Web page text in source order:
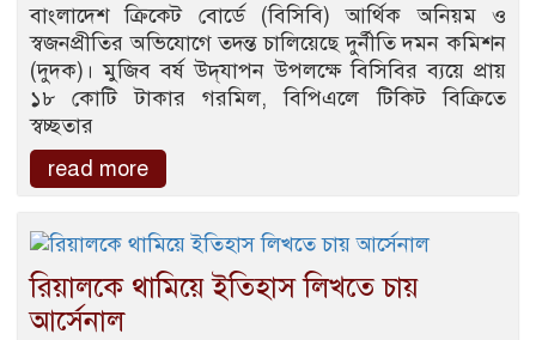
বাংলাদেশ ক্রিকেট বোর্ডে (বিসিবি) আর্থিক অনিয়ম ও
স্বজনপ্রীতির অভিযোগে তদন্ত চালিয়েছে দুর্নীতি দমন কমিশন
(দুদক)। মুজিব বর্ষ উদ্‌যাপন উপলক্ষে বিসিবির ব্যয়ে প্রায়
১৮ কোটি টাকার গরমিল, বিপিএলে টিকিট বিক্রিতে
স্বচ্ছতার
read more
রিয়ালকে থামিয়ে ইতিহাস লিখতে চায়
আর্সেনাল